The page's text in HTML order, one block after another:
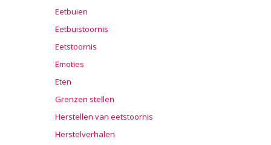
Eetbuien
Eetbuistoornis
Eetstoornis
Emoties
Eten
Grenzen stellen
Herstellen van eetstoornis
Herstelverhalen